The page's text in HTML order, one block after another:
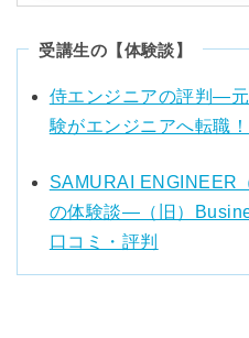
受講生の【体験談】
侍エンジニアの評判―
験がエンジニアへ転職
SAMURAI ENGINEER
の体験談―（旧）
口コミ・評判